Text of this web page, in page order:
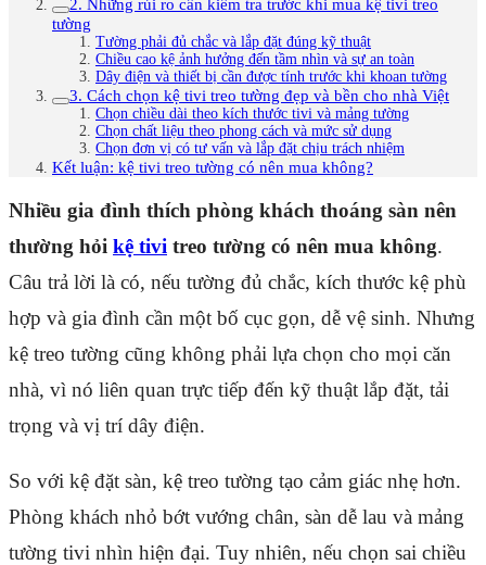
tường
Tường phải đủ chắc và lắp đặt đúng kỹ thuật
Chiều cao kệ ảnh hưởng đến tầm nhìn và sự an toàn
Dây điện và thiết bị cần được tính trước khi khoan tường
3. Cách chọn kệ tivi treo tường đẹp và bền cho nhà Việt
Chọn chiều dài theo kích thước tivi và mảng tường
Chọn chất liệu theo phong cách và mức sử dụng
Chọn đơn vị có tư vấn và lắp đặt chịu trách nhiệm
Kết luận: kệ tivi treo tường có nên mua không?
Nhiều gia đình thích phòng khách thoáng sàn nên
thường hỏi kệ tivi treo tường có nên mua không.
Câu trả lời là có, nếu tường đủ chắc, kích thước kệ phù
hợp và gia đình cần một bố cục gọn, dễ vệ sinh. Nhưng
kệ treo tường cũng không phải lựa chọn cho mọi căn
nhà, vì nó liên quan trực tiếp đến kỹ thuật lắp đặt, tải
trọng và vị trí dây điện.
So với kệ đặt sàn, kệ treo tường tạo cảm giác nhẹ hơn.
Phòng khách nhỏ bớt vướng chân, sàn dễ lau và mảng
tường tivi nhìn hiện đại. Tuy nhiên, nếu chọn sai chiều